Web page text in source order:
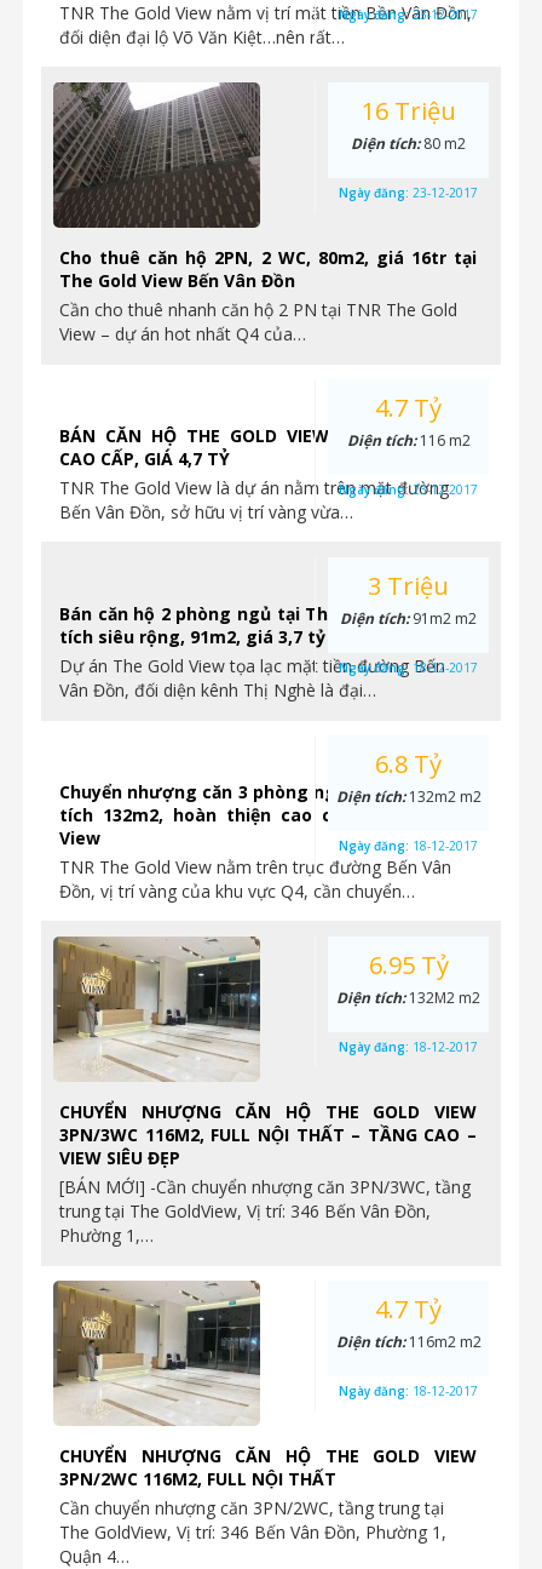
TNR The Gold View nằm vị trí mặt tiền Bền Vân Đồn,
đối diện đại lộ Võ Văn Kiệt…nên rất…
Ngày đăng:23-12-2017
Cho thuê căn hộ 2PN, 2 WC, 80m2, giá 16tr tại
The Gold View Bến Vân Đồn
Cần cho thuê nhanh căn hộ 2 PN tại TNR The Gold
View – dự án hot nhất Q4 của…
16 Triệu
Diện tích:80 m2
Ngày đăng: 23-12-2017
BÁN CĂN HỘ THE GOLD VIEW 3PN, NỘI THẤT
CAO CẤP, GIÁ 4,7 TỶ
TNR The Gold View là dự án nằm trên mặt đường
Bến Vân Đồn, sở hữu vị trí vàng vừa…
4.7 Tỷ
Diện tích:116 m2
Ngày đăng:23-12-2017
Bán căn hộ 2 phòng ngủ tại The Gold View, diện
tích siêu rộng, 91m2, giá 3,7 tỷ
Dự án The Gold View tọa lạc mặt tiền đường Bến
Vân Đồn, đối diện kênh Thị Nghè là đại…
3 Triệu
Diện tích:91m2 m2
Ngày đăng: 18-12-2017
Chuyển nhượng căn 3 phòng ngủ vị trí góc, diện
tích 132m2, hoàn thiện cao cấp tại The Gold
View
TNR The Gold View nằm trên trục đường Bến Vân
Đồn, vị trí vàng của khu vực Q4, cần chuyển…
6.8 Tỷ
Diện tích:132m2 m2
Ngày đăng: 18-12-2017
CHUYỂN NHƯỢNG CĂN HỘ THE GOLD VIEW
3PN/3WC 116M2, FULL NỘI THẤT – TẦNG CAO –
VIEW SIÊU ĐẸP
[BÁN MỚI] -Cần chuyển nhượng căn 3PN/3WC, tầng
trung tại The GoldView, Vị trí: 346 Bến Vân Đồn,
Phường 1,…
6.95 Tỷ
Diện tích:132M2 m2
Ngày đăng: 18-12-2017
CHUYỂN NHƯỢNG CĂN HỘ THE GOLD VIEW
3PN/2WC 116M2, FULL NỘI THẤT
Cần chuyển nhượng căn 3PN/2WC, tầng trung tại
The GoldView, Vị trí: 346 Bến Vân Đồn, Phường 1,
Quận 4…
4.7 Tỷ
Diện tích:116m2 m2
Ngày đăng: 18-12-2017